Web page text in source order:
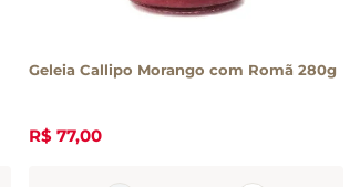
Geleia Callipo Morango com Romã 280g
R$ 77,00